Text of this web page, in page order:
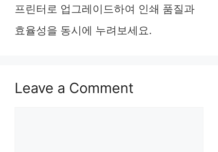
프린터로 업그레이드하여 인쇄 품질과
효율성을 동시에 누려보세요.
Leave a Comment